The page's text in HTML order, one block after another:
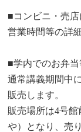
■コンビニ・売店
営業時間等の詳
■学内でのお弁
通常講義期間中
販売します。
販売場所は4号
や）となり、売